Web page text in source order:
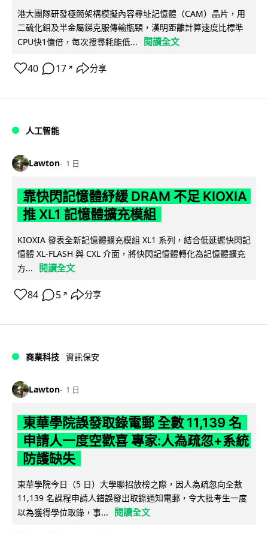
港大團隊研發極簡架構模擬內容尋址記憶體（CAM）晶片，用
二硫化鉬及半金屬銻克服傳輸瓶頸，漢明距離計算速度比標準
CPU快1億倍，每次搜尋耗能低...
閱讀全文
40 17 ↗ 分享
人工智能
Lawton 1 日
靠快閃記憶體紓緩 DRAM 不足 KIOXIA
推 XL1 記憶體擴充模組
KIOXIA 發表全新記憶體擴充模組 XL1 系列，結合低延遲快閃記
憶體 XL-FLASH 與 CXL 介面，將快閃記憶體轉化為記憶體擴充
方...
閱讀全文
84 5 ↗ 分享
商業科技 資訊保安
Lawton 1 日
東華學院誤發取錄電郵 全數 11,139 名
申請人一度空歡喜 專家:人為疏忽+系統
防護缺失
東華學院今日（5 日）大學聯招放榜之際，因人為疏忽向全數
11,139 名課程申請人錯誤發出取錄通知電郵，令大批考生一度
以為獲得學位取錄，事...
閱讀全文